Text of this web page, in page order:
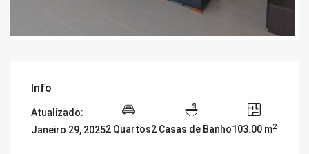
Info
Atualizado:
Janeiro 29, 20252 Quartos2 Casas de Banho103.00 m2